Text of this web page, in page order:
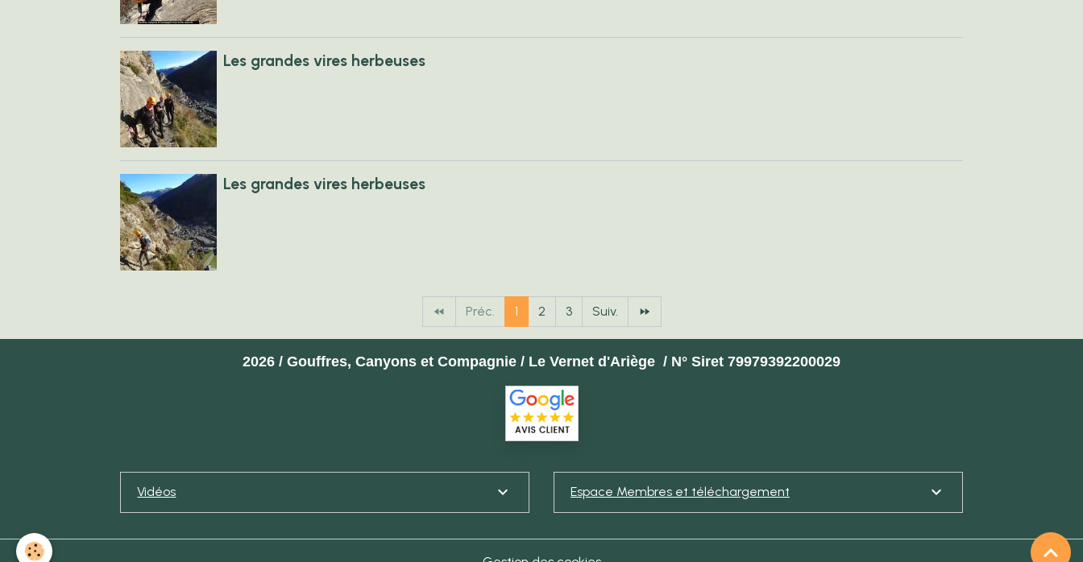
Les grandes vires herbeuses
Les grandes vires herbeuses
Préc. 1 2 3 Suiv.
2026 / Gouffres, Canyons et Compagnie / Le Vernet d'Ariège / N° Siret 79979392200029
Vidéos Espace Membres et téléchargement